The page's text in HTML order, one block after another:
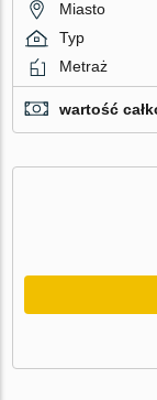
Miasto
Typ
Metraż
wartość